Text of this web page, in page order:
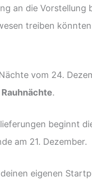
an die
treiben
vom 24.
.
beginnt
am 21. Dezember.
eigenen